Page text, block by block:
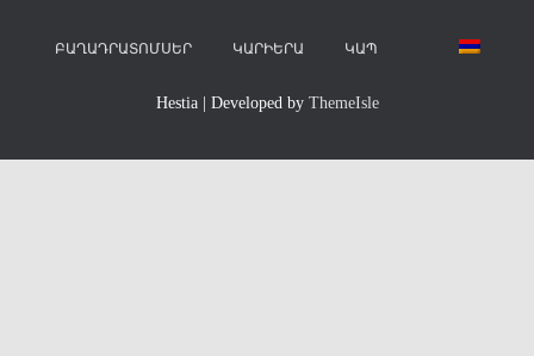
ԲԱՂԱԴՐԱՏՈՄՍԵՐ ԿԱՐԻԵՐԱ ԿԱՊ
Hestia | Developed by ThemeIsle